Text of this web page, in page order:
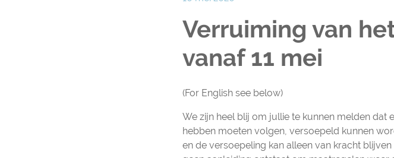
Verruiming van
vanaf 11 mei
(For English see below)
We zijn heel blij om jullie te kunnen melden dat
hebben moeten volgen, versoepeld kunnen
en de versoepeling kan alleen van kracht